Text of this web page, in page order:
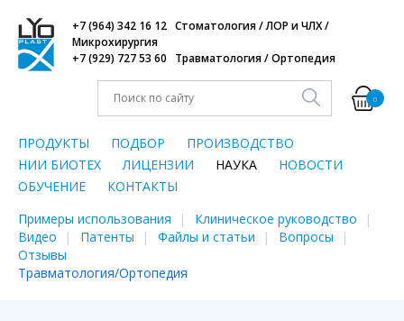
Травматология/Ортопедия
+7 (964) 342 16 12 Стоматология / ЛОР и ЧЛХ /
Микрохирургия
+7 (929) 727 53 60 Травматология / Ортопедия
0
ПРОДУКТЫ ПОДБОР
ПРОИЗВОДСТВО
НИИ БИОТЕХ
ЛИЦЕНЗИИ НАУКА
НОВОСТИ
ОБУЧЕНИЕ
КОНТАКТЫ
Примеры использования
Клиническое руководство
Видео
Патенты Файлы и статьи
Вопросы
Отзывы